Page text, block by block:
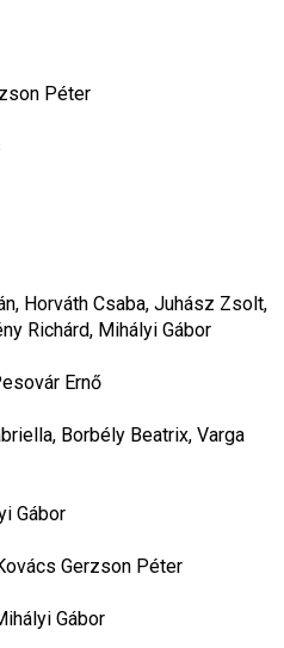
Péter
Horváth Csaba, Juhász Zsolt,
Richárd, Mihályi Gábor
Ernő
Borbély Beatrix, Varga
Gábor
Gerzson Péter
Gábor